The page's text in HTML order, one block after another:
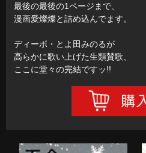
最後の最後の1ページまで、
漫画愛燦燦と詰め込んでます。
ディーボ・とよ田みのるが
高らかに歌い上げた生類賛歌、
ここに堂々の完結ですッ!!